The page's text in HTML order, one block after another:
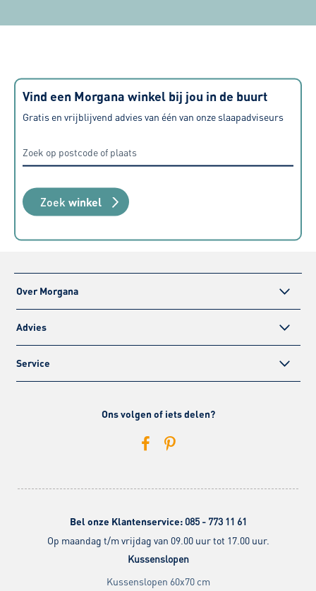
finishing touch kan bereiken. Zeer
Vind een Morgana winkel bij jou in de buurt
Gratis en vrijblijvend advies van één van onze slaapadviseurs
Zoek winkel
Over Morgana
Advies
Service
Ons volgen of iets delen?
Bel onze Klantenservice: 085 - 773 11 61
Op maandag t/m vrijdag van 09.00 uur tot 17.00 uur.
Kussenslopen
Kussenslopen 60x70 cm